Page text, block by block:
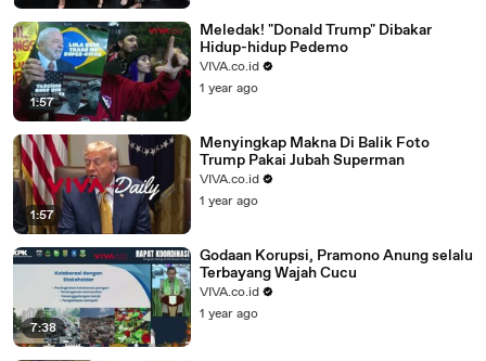
1:57
Meledak! "Donald Trump" Dibakar
Hidup-hidup Pedemo
VIVA.co.id
1 year ago
1:57
Menyingkap Makna Di Balik Foto
Trump Pakai Jubah Superman
VIVA.co.id
1 year ago
7:38
Godaan Korupsi, Pramono Anung selalu
Terbayang Wajah Cucu
VIVA.co.id
1 year ago